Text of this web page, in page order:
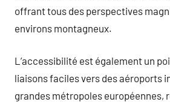
offrant tous des perspectives
environs montagneux.
L’accessibilité est également un
liaisons faciles vers des aéroports
grandes métropoles européennes,